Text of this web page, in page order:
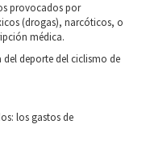
provocados por
(drogas), narcóticos, o
médica.
del deporte del ciclismo de
los gastos de